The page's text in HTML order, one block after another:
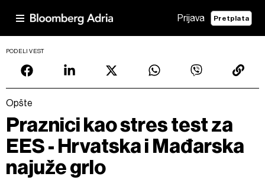
Prijava Pretplata
PODELI VEST
Opšte
Praznici kao stres test za
EES - Hrvatska i Mađarska
najuže grlo